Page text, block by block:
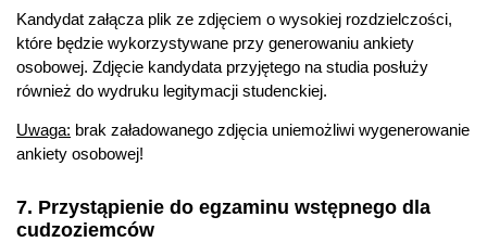
Kandydat załącza plik ze zdjęciem o wysokiej rozdzielczości,
które będzie wykorzystywane przy generowaniu ankiety
osobowej. Zdjęcie kandydata przyjętego na studia posłuży
również do wydruku legitymacji studenckiej.
Uwaga: brak załadowanego zdjęcia uniemożliwi wygenerowanie
ankiety osobowej!
7. Przystąpienie do egzaminu wstępnego dla
cudzoziemców